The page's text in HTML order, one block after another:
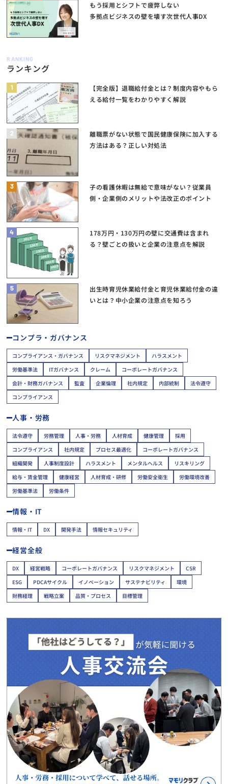
もう採用とシフトで疲弊しない
多拠点ビジネスの壁を壊す次世代人事DX
RANKING
ランキング
1
【完全版】退職給付金とは？制度内容やもら
える給付一覧をわかりやすく解説
2
離職票がない状態で国民健康保険に加入する
方法はある？正しい対処法
3
子の看護休暇は無給で意味がない？従業員
側・企業側のメリットや法改正のポイント
4
178万円・130万円の壁に交通費は含まれ
る？壁ごとの扱いと企業の注意点を解説
5
出生時育児休業給付金と育児休業給付金の違
いとは？中小企業の注意点を知ろう
コンプラ・ガバナンス
コンプライアンス・ガバナンス リスクマネジメント
ハラスメント
労働基準法
ITガバナンス クレーム
コーポレートガバナンス
会計・財務ガバナンス
監査 企業倫理 社内規定 内部統制
法令遵守
コンプライアンス
人事・労務
法令遵守 労務管理 人事・労務 人材育成 健康管理
採用
コンプライアンス
社内規定 プロセス最適化
コーポレートガバナンス
組織開発
人事制度設計 ハラスメント メンタルヘルス
リスキリング
給与・賃金管理
健康経営 人材育成・研修 労働安全衛生
労働環境改善
労働基準法
労働条件
情報・IT
情報・IT DX 開発手法 情報セキュリティ
経営全般
DX 経営戦略 コーポレートガバナンス リスクマネジメント
CSR
ESG
PDCAサイクル イノベーション サステナビリティ
環境
財務経理
戦略立案 品質・プロセス 目標管理